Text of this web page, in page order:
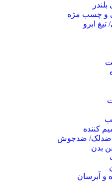
و چسب مژه
ابرو
کننده
ضدلک/ ضدجوش
بدن
و آبرسان